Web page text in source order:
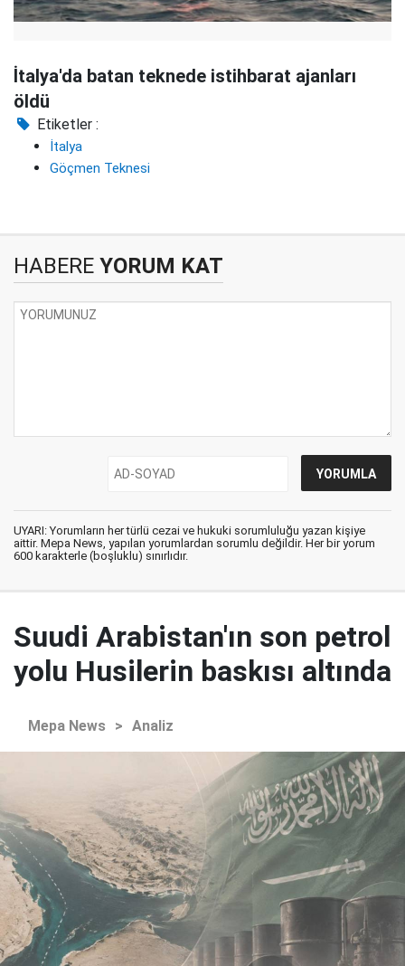
İtalya'da batan teknede istihbarat ajanları
öldü
Etiketler :
İtalya
Göçmen Teknesi
HABERE YORUM KAT
UYARI: Yorumların her türlü cezai ve hukuki sorumluluğu yazan kişiye
aittir. Mepa News, yapılan yorumlardan sorumlu değildir. Her bir yorum
600 karakterle (boşluklu) sınırlıdır.
Suudi Arabistan'ın son petrol
yolu Husilerin baskısı altında
Mepa News > Analiz